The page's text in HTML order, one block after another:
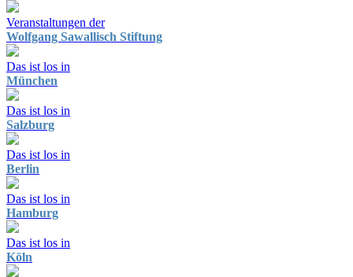
Veranstaltungen der
Wolfgang Sawallisch Stiftung
Das ist los in
München
Das ist los in
Salzburg
Das ist los in
Berlin
Das ist los in
Hamburg
Das ist los in
Köln